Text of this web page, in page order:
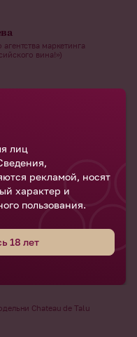
маркетинга
вина!»)
Талю»
Chateau de Talu
лиц
рекламой, носят
характер и
пользования.
18 лет